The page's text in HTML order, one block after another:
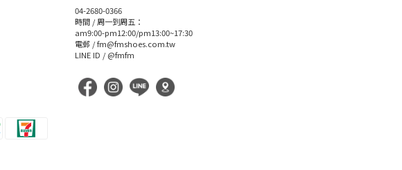
04-2680-0366
時間 / 周一到周五：
am9:00-pm12:00/pm13:00~17:30
電郵 /fm@fmshoes.com.tw
LINE ID / @fmfm